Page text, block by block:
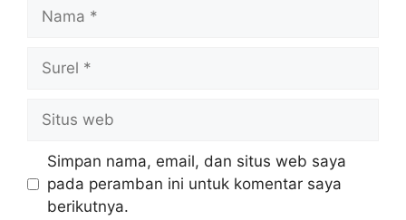
web
Simpan nama, email, dan situs web saya
pada peramban ini untuk komentar saya
berikutnya.